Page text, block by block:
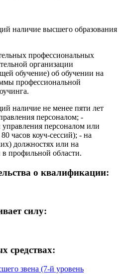
наличие высшего образования
профессиональных
организации
обучение) об обучении на
профессиональной
наличие не менее пяти лет
персоналом; -
управления персоналом или
часов коуч-сессий); - на
должностях или на
в профильной области.
о квалификации:
силу:
средствах:
звена (7-й уровень